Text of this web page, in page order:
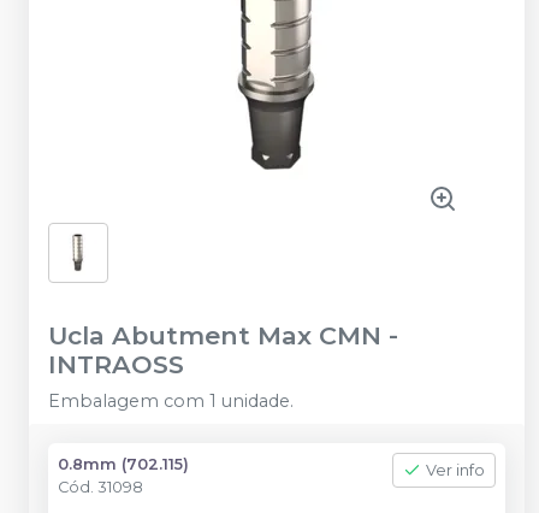
Ucla Abutment Max CMN -
INTRAOSS
Embalagem com 1 unidade.
0.8mm (702.115)
Cód. 31098
Ver info